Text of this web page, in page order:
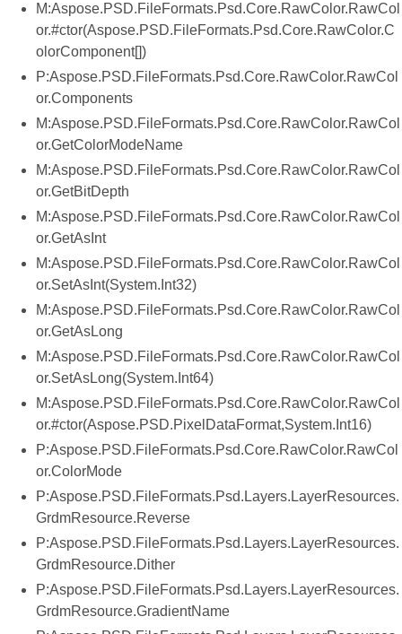
M:Aspose.PSD.FileFormats.Psd.Core.RawColor.RawCol
or.#ctor(Aspose.PSD.FileFormats.Psd.Core.RawColor.C
olorComponent[])
P:Aspose.PSD.FileFormats.Psd.Core.RawColor.RawCol
or.Components
M:Aspose.PSD.FileFormats.Psd.Core.RawColor.RawCol
or.GetColorModeName
M:Aspose.PSD.FileFormats.Psd.Core.RawColor.RawCol
or.GetBitDepth
M:Aspose.PSD.FileFormats.Psd.Core.RawColor.RawCol
or.GetAsInt
M:Aspose.PSD.FileFormats.Psd.Core.RawColor.RawCol
or.SetAsInt(System.Int32)
M:Aspose.PSD.FileFormats.Psd.Core.RawColor.RawCol
or.GetAsLong
M:Aspose.PSD.FileFormats.Psd.Core.RawColor.RawCol
or.SetAsLong(System.Int64)
M:Aspose.PSD.FileFormats.Psd.Core.RawColor.RawCol
or.#ctor(Aspose.PSD.PixelDataFormat,System.Int16)
P:Aspose.PSD.FileFormats.Psd.Core.RawColor.RawCol
or.ColorMode
P:Aspose.PSD.FileFormats.Psd.Layers.LayerResources.
GrdmResource.Reverse
P:Aspose.PSD.FileFormats.Psd.Layers.LayerResources.
GrdmResource.Dither
P:Aspose.PSD.FileFormats.Psd.Layers.LayerResources.
GrdmResource.GradientName